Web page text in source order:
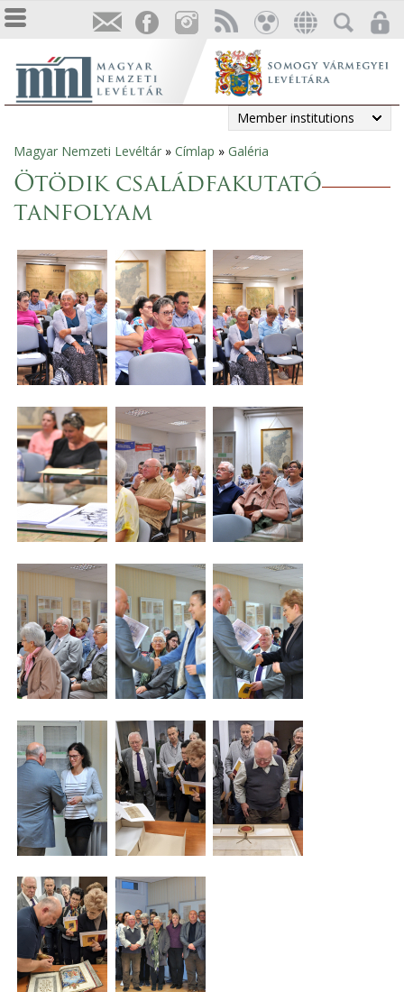
Member institutions
You
are
Magyar Nemzeti Levéltár » Címlap » Galéria
Ötödik családfakutató
tanfolyam